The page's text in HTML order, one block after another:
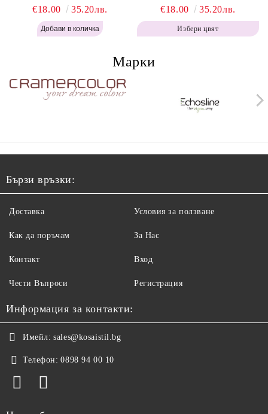
корени Топло Кафяво -
Labor Pro Instant Retouch
Powder - Warm Brown H643
€18.00 35.20лв.
корени Кафяво - Labor Pro
Instant Retouch Powder -
Brown H642
€18.00 35.20лв.
Избери цвят
Марки
Бързи връзки:
Доставка
Как да поръчам
Контакт
Чести Въпроси
Условия за ползване
За Нас
Вход
Регистрация
Информация за контакти:
Имейл: sales@kosaistil.bg
Телефон: 0898 94 00 10